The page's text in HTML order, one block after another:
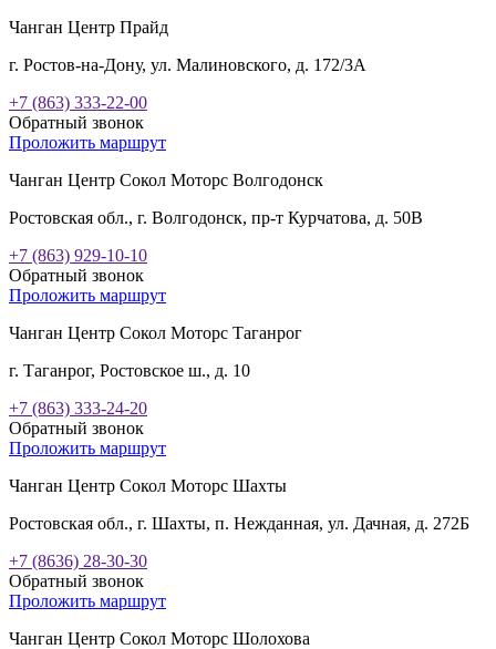
Чанган Центр Прайд
г. Ростов-на-Дону, ул. Малиновского, д. 172/3А
+7 (863) 333-22-00
Обратный звонок
Проложить маршрут
Чанган Центр Сокол Моторс Волгодонск
Ростовская обл., г. Волгодонск, пр-т Курчатова, д. 50В
+7 (863) 929-10-10
Обратный звонок
Проложить маршрут
Чанган Центр Сокол Моторс Таганрог
г. Таганрог, Ростовское ш., д. 10
+7 (863) 333-24-20
Обратный звонок
Проложить маршрут
Чанган Центр Сокол Моторс Шахты
Ростовская обл., г. Шахты, п. Нежданная, ул. Дачная, д. 272Б
+7 (8636) 28-30-30
Обратный звонок
Проложить маршрут
Чанган Центр Сокол Моторс Шолохова